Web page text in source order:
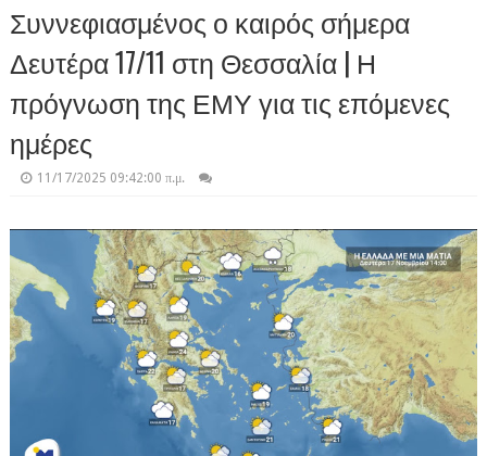
Συννεφιασμένος ο καιρός σήμερα
Δευτέρα 17/11 στη Θεσσαλία | Η
πρόγνωση της ΕΜΥ για τις επόμενες
ημέρες
11/17/2025 09:42:00 π.μ.